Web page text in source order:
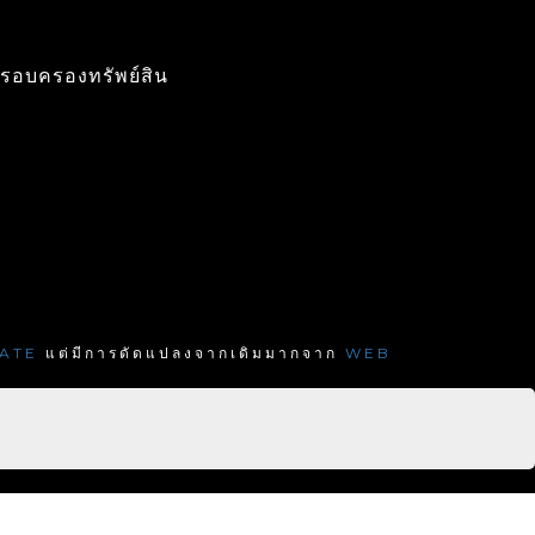
อบครองทรัพย์สิน
แต่มีการดัดแปลงจากเดิมมากจาก WEB